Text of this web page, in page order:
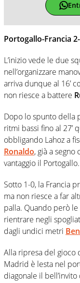
Portogallo-Francia
L’inizio vede le due
nell’organizzare
arriva dunque al 16’
non riesce a battere
Dopo lo spunto della
ritmi bassi fino al 27’
obbligando Lahoz a
Ronaldo, già a segno
vantaggio il Portogallo.
Sotto 1-0, la Francia
ma non riesce a far
palla. Quando però
rientrare negli
dagli undici metri
Alla ripresa del gioco
Madrid è lesta nel
diagonale il bell’invito